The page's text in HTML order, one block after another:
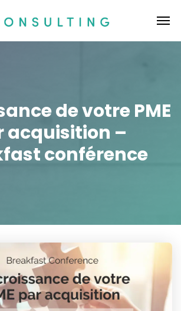
de votre PME
acquisition –
conférence